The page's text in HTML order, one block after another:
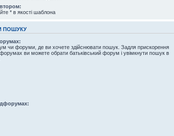
* в якості шаблона
ПОШУКУ
чи форуми, де ви хочете здійснювати пошук. Задля прискорення
ви можете обрати батьківський форум і увімкнути пошук в